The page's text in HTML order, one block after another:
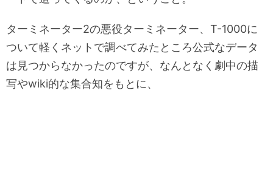
ターミネーター2の悪役ターミネーター、T-1000に
ついて軽くネットで調べてみたところ公式なデータ
は見つからなかったのですが、なんとなく劇中の描
写やwiki的な集合知をもとに、